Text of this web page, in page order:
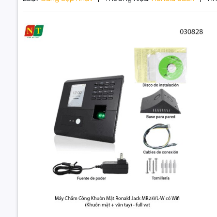
Máy
Tay – Hỗ
📝 Mô tả
🕒
nhận
trang bị
Máy Chấm
Mặt & Vân